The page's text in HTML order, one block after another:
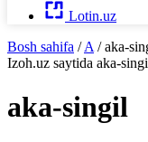
Lotin.uz
Bosh sahifa / A / aka-
Izoh.uz saytida aka-
aka-singil